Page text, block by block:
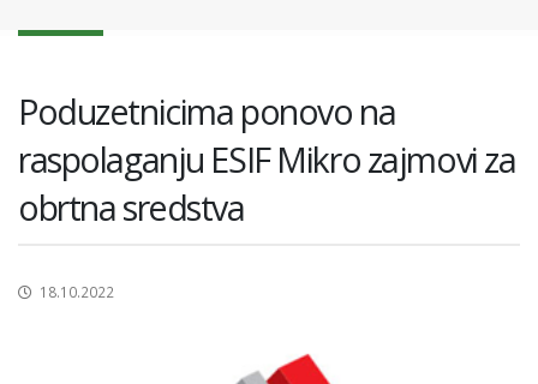
Poduzetnicima ponovo na
raspolaganju ESIF Mikro zajmovi za
obrtna sredstva
18.10.2022